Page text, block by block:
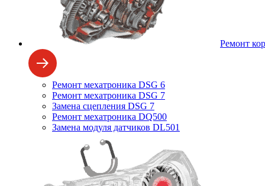
Ремонт
Ремонт мехатроника DSG 6
Ремонт мехатроника DSG 7
Замена сцепления DSG 7
Ремонт мехатроника DQ500
Замена модуля датчиков DL501